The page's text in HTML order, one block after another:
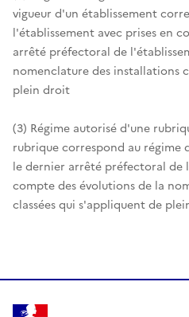
vigueur d'un établissement
l'établissement avec prises en
arrêté préfectoral de
nomenclature des installations
plein droit
(3) Régime autorisé d'une
rubrique correspond au régime
le dernier arrêté préfectoral de
compte des évolutions de la
classées qui s'appliquent de